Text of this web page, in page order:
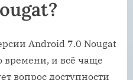
Android 7.0 Nougat
времени, и всё чаще
вопрос доступности